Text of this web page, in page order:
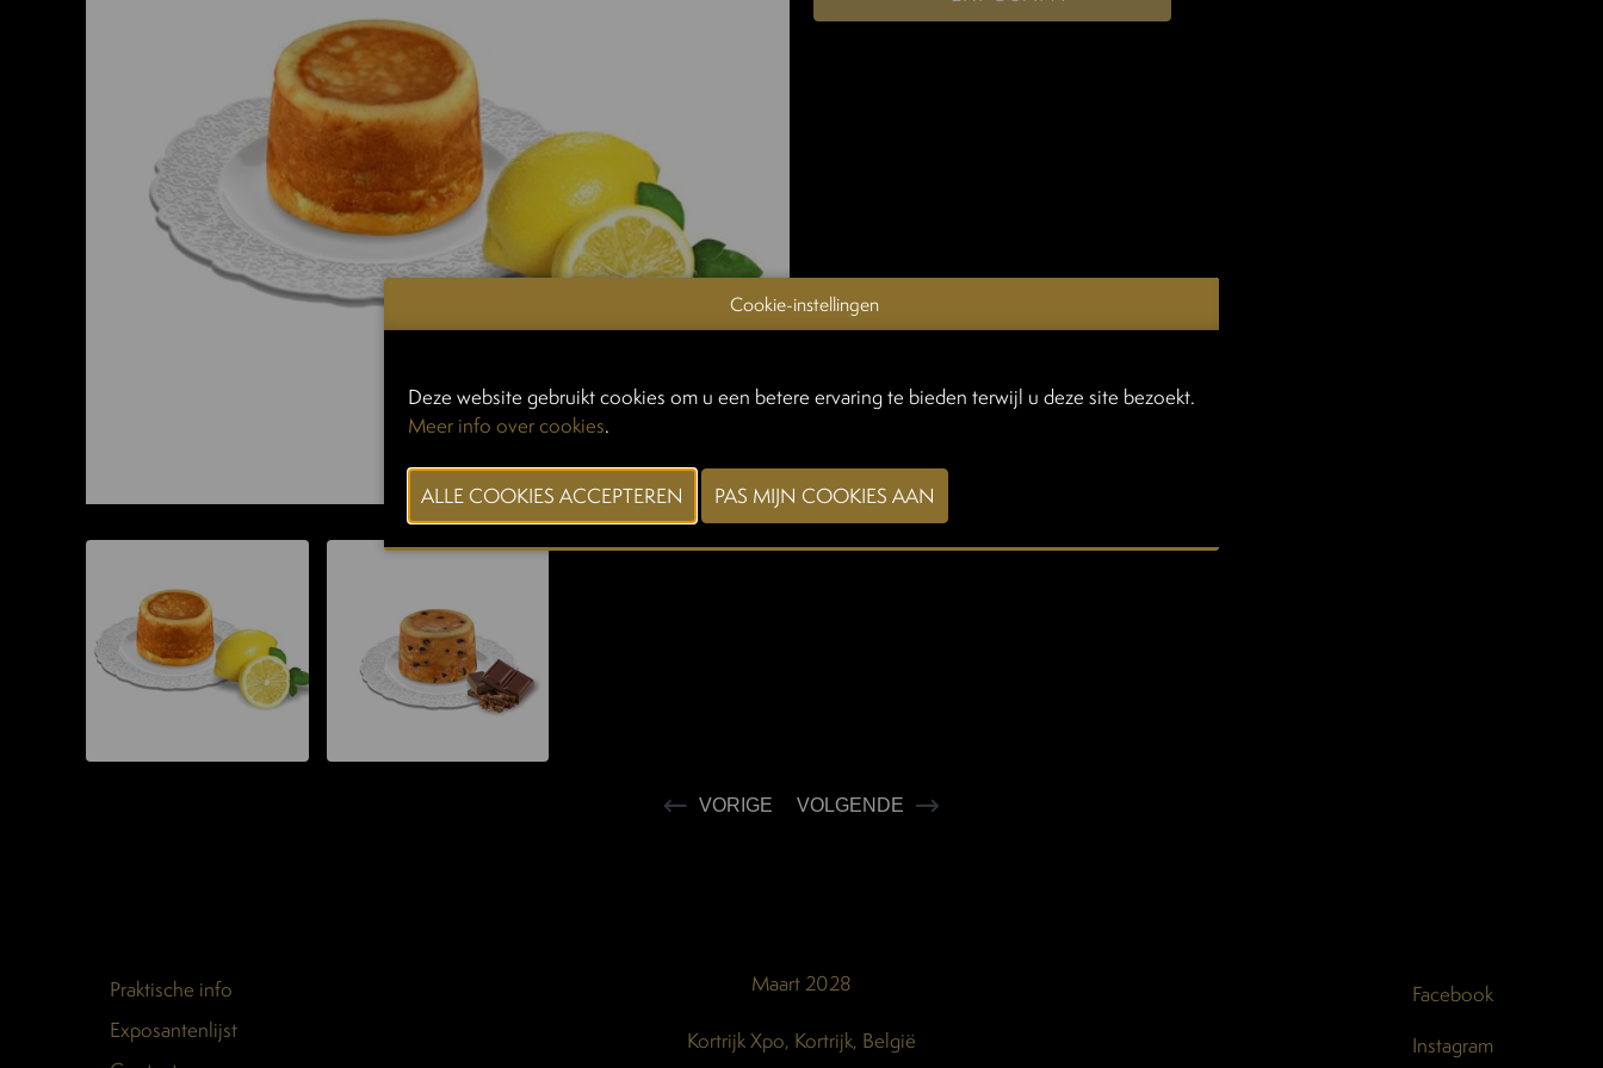
VORIGE VOLGENDE
Praktische info
Exposantenlijst
Maart 2028
Kortrijk Xpo, Kortrijk, België
Facebook
Instagram
Cookie-instellingen
Deze website gebruikt cookies om u een betere ervaring te bieden terwijl u deze site bezoekt.
Meer info over cookies.